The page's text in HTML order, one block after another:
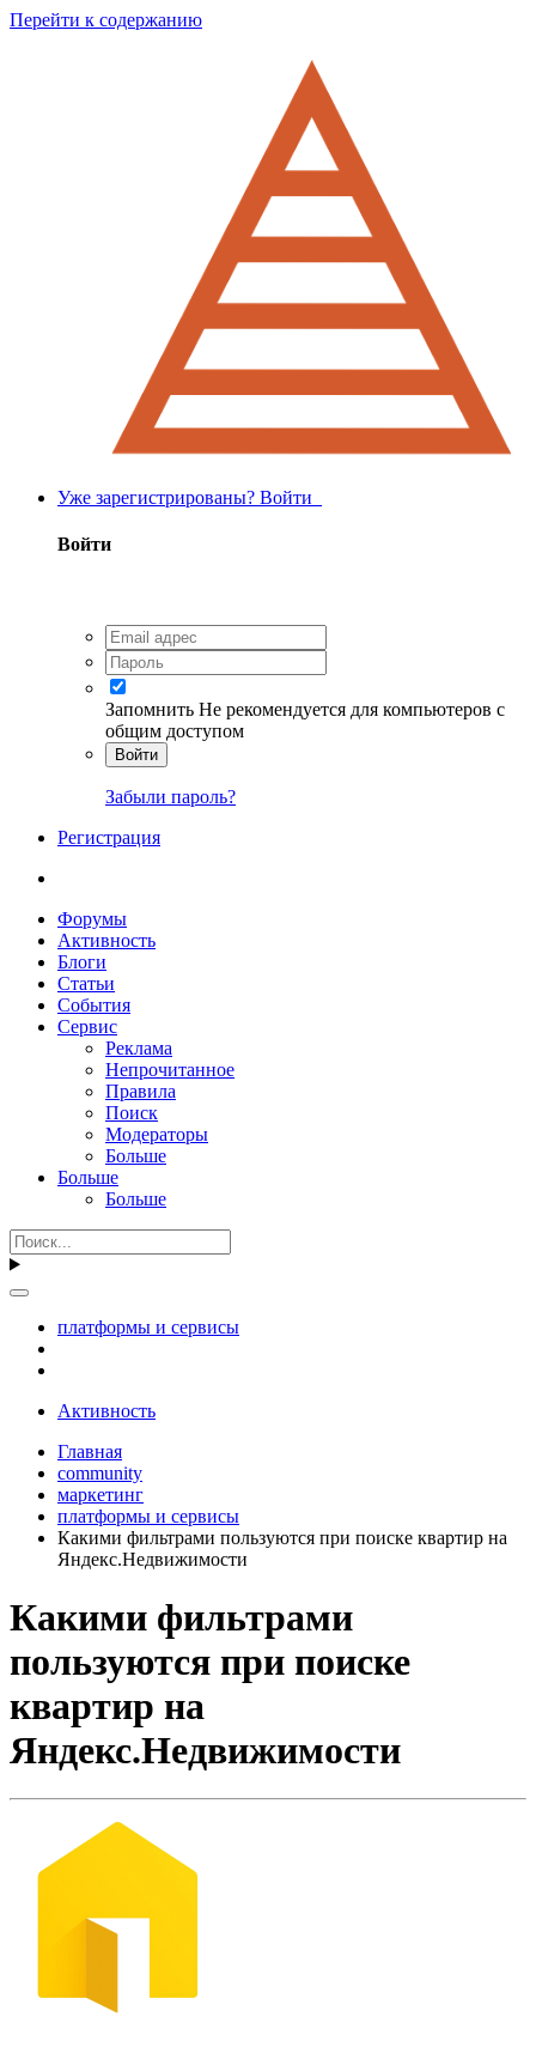
Перейти к содержанию
Уже зарегистрированы? Войти
Войти
Запомнить Не рекомендуется для компьютеров с
общим доступом
Войти
Забыли пароль?
Регистрация
Форумы
Активность
Блоги
Статьи
События
Сервис
Реклама
Непрочитанное
Правила
Поиск
Модераторы
Больше
Больше
Больше
платформы и сервисы
Активность
Главная
community
маркетинг
платформы и сервисы
Какими фильтрами пользуются при поиске квартир на
Яндекс.Недвижимости
Какими фильтрами
пользуются при поиске
квартир на
Яндекс.Недвижимости